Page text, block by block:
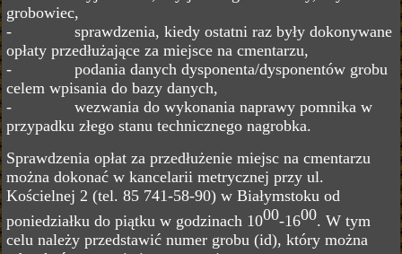
grobowiec,
- sprawdzenia, kiedy ostatni raz były dokonywane
opłaty przedłużające za miejsce na cmentarzu,
- podania danych dysponenta/dysponentów grobu
celem wpisania do bazy danych,
- wezwania do wykonania naprawy pomnika w
przypadku złego stanu technicznego nagrobka.
Sprawdzenia opłat za przedłużenie miejsc na cmentarzu
można dokonać w kancelarii metrycznej przy ul.
Kościelnej 2 (tel. 85 741-58-90) w Białymstoku od
poniedziałku do piątku w godzinach 1000-1600. W tym
celu należy przedstawić numer grobu (id), który można